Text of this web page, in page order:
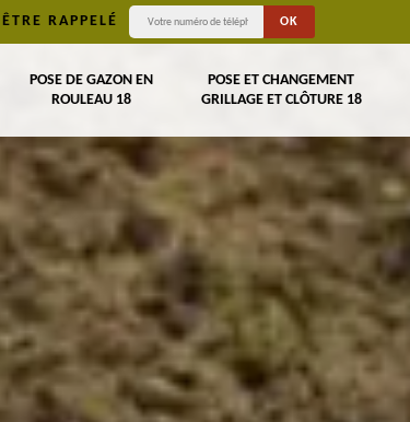
ÊTRE RAPPELÉ
POSE DE GAZON EN
ROULEAU 18
POSE ET CHANGEMENT
GRILLAGE ET CLÔTURE 18